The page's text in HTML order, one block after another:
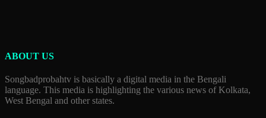
ABOUT US
Songbadprobahtv is basically a digital media in the Bengali
language. This media is highlighting the various news of Kolkata,
West Bengal and other states.